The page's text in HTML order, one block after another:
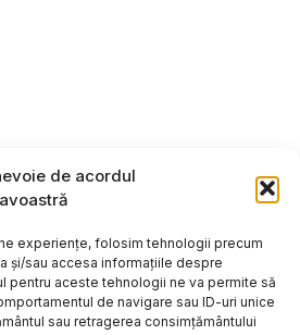
de acordul
experiențe, folosim tehnologii precum
și/sau accesa informațiile despre
pentru aceste tehnologii ne va permite să
de navigare sau ID-uri unice
sau retragerea consimțământului